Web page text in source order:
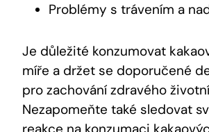
Problémy s trávením a
Je důležité konzumovat
míře a‍ držet se doporučené
pro zachování zdravého⁢
Nezapomeňte⁢ také sledovat